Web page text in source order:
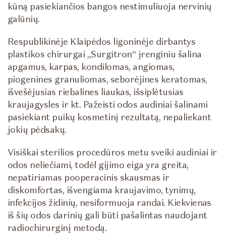
kūną pasiekiančios bangos nestimuliuoja nervinių
galūnių.
Respublikinėje Klaipėdos ligoninėje dirbantys
plastikos chirurgai „Surgitron“ įrenginiu šalina
apgamus, karpas, kondilomas, angiomas,
piogenines granuliomas, seborėjines keratomas,
išvešėjusias riebalines liaukas, išsiplėtusias
kraujagysles ir kt. Pažeisti odos audiniai šalinami
pasiekiant puikų kosmetinį rezultatą, nepaliekant
jokių pėdsakų.
Visiškai sterilios procedūros metu sveiki audiniai ir
odos neliečiami, todėl gijimo eiga yra greita,
nepatiriamas pooperacinis skausmas ir
diskomfortas, išvengiama kraujavimo, tynimų,
infekcijos židinių, nesiformuoja randai. Kiekvienas
iš šių odos darinių gali būti pašalintas naudojant
radiochirurginį metodą.